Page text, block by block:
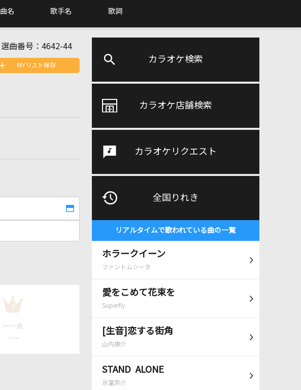
曲名 歌手名 歌詞
カラオケ検索
カラオケ店舗検索
カラオケリクエスト
全国りれき
リアルタイムで歌われている曲の一覧
ホラークイーン
ファントムシータ
愛をこめて花束を
Superfly
[生音]恋する街角
山内惠介
STAND ALONE
氷室京介
選曲番号： 4642-44
MYリスト保存
3
---- 点
----